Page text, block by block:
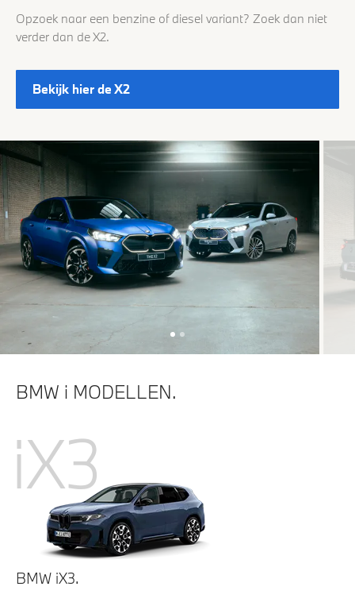
Opzoek naar een benzine of diesel variant? Zoek dan niet
verder dan de X2.
Bekijk hier de X2
BMW i MODELLEN.
iX3
BMW iX3.